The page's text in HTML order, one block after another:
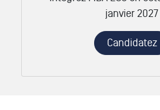
janvier 2027
Candidatez